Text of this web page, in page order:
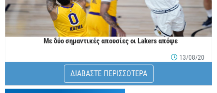
Με δύο σημαντικές απουσίες οι Lakers απόψε
13/08/20
ΔΙΑΒΑΣΤΕ ΠΕΡΙΣΣΟΤΕΡΑ